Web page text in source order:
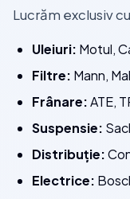
Lucrăm exclusiv
Uleiuri: Motul,
Filtre: Mann,
Frânare:ATE,
Suspensie:
Distribuție:
Electrice: